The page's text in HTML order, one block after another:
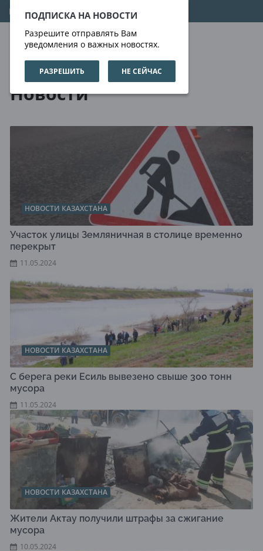
ПОДПИСКА НА НОВОСТИ
Разрешите отправлять Вам
уведомления о важных новостях.
РАЗРЕШИТЬ НЕ СЕЙЧАС
08.08.2026 03:12:54
Новости
Новости
НОВОСТИ КАЗАХСТАНА
Участок улицы Земляничная в столице временно
перекрыт
11.05.2024
НОВОСТИ КАЗАХСТАНА
С берега реки Есиль вывезено свыше 300 тонн
мусора
11.05.2024
НОВОСТИ КАЗАХСТАНА
Жители Актау получили штрафы за сжигание
мусора
10.05.2024